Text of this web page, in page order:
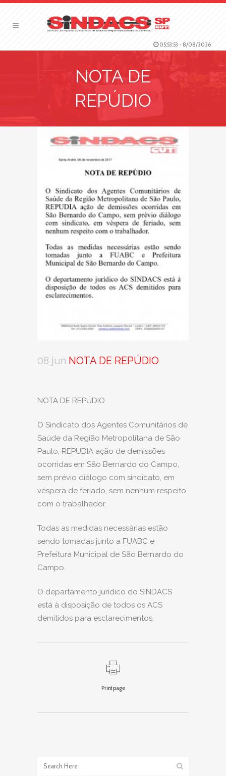
05:53:53 - 8/08/2026
NOTA DE
REPÚDIO
08 jun NOTA DE REPÚDIO
NOTA DE REPÚDIO
O Sindicato dos Agentes Comunitários de
Saúde da Região Metropolitana de São
Paulo, REPUDIA ação de demissões
ocorridas em São Bernardo do Campo,
sem prévio diálogo com sindicato, em
véspera de feriado, sem nenhum respeito
com o trabalhador.
Todas as medidas necessárias estão
sendo tomadas junto a FUABC e
Prefeitura Municipal de São Bernardo do
Campo.
O departamento jurídico do SINDACS
está à disposição de todos os ACS
demitidos para esclarecimentos.
Print page